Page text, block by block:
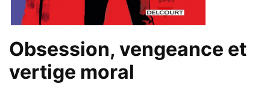
Obsession, vengeance et
vertige moral